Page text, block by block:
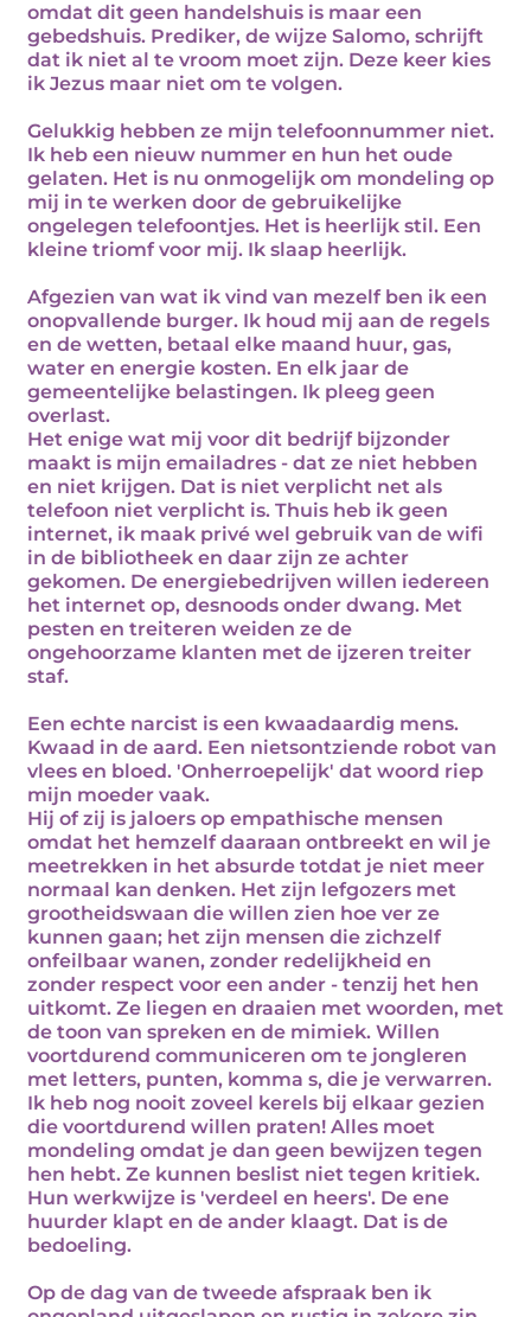
omdat dit geen handelshuis is maar een
gebedshuis. Prediker, de wijze Salomo, schrijft
dat ik niet al te vroom moet zijn. Deze keer kies
ik Jezus maar niet om te volgen.
Gelukkig hebben ze mijn telefoonnummer niet.
Ik heb een nieuw nummer en hun het oude
gelaten. Het is nu onmogelijk om mondeling op
mij in te werken door de gebruikelijke
ongelegen telefoontjes. Het is heerlijk stil. Een
kleine triomf voor mij. Ik slaap heerlijk.
Afgezien van wat ik vind van mezelf ben ik een
onopvallende burger. Ik houd mij aan de regels
en de wetten, betaal elke maand huur, gas,
water en energie kosten. En elk jaar de
gemeentelijke belastingen. Ik pleeg geen
overlast.
Het enige wat mij voor dit bedrijf bijzonder
maakt is mijn emailadres - dat ze niet hebben
en niet krijgen. Dat is niet verplicht net als
telefoon niet verplicht is. Thuis heb ik geen
internet, ik maak privé wel gebruik van de wifi
in de bibliotheek en daar zijn ze achter
gekomen. De energiebedrijven willen iedereen
het internet op, desnoods onder dwang. Met
pesten en treiteren weiden ze de
ongehoorzame klanten met de ijzeren treiter
staf.
Een echte narcist is een kwaadaardig mens.
Kwaad in de aard. Een nietsontziende robot van
vlees en bloed. 'Onherroepelijk' dat woord riep
mijn moeder vaak.
Hij of zij is jaloers op empathische mensen
omdat het hemzelf daaraan ontbreekt en wil je
meetrekken in het absurde totdat je niet meer
normaal kan denken. Het zijn lefgozers met
grootheidswaan die willen zien hoe ver ze
kunnen gaan; het zijn mensen die zichzelf
onfeilbaar wanen, zonder redelijkheid en
zonder respect voor een ander - tenzij het hen
uitkomt. Ze liegen en draaien met woorden, met
de toon van spreken en de mimiek. Willen
voortdurend communiceren om te jongleren
met letters, punten, komma s, die je verwarren.
Ik heb nog nooit zoveel kerels bij elkaar gezien
die voortdurend willen praten! Alles moet
mondeling omdat je dan geen bewijzen tegen
hen hebt. Ze kunnen beslist niet tegen kritiek.
Hun werkwijze is 'verdeel en heers'. De ene
huurder klapt en de ander klaagt. Dat is de
bedoeling.
Op de dag van de tweede afspraak ben ik